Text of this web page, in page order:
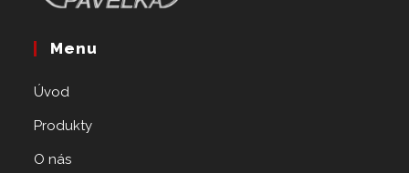
Menu
Úvod
Produkty
O nás